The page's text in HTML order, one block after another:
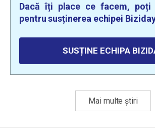
Dacă îți place ce facem, poți
pentru susținerea echipei
SUSȚINE ECHIPA
Mai multe știri